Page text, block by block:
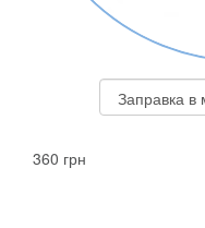
360 грн